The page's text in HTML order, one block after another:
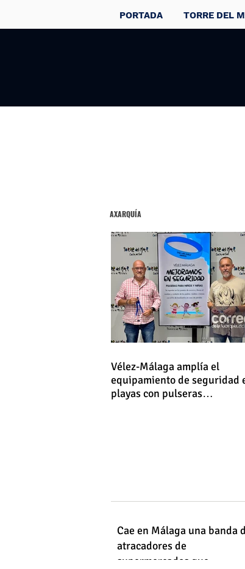
PORTADA TORRE DEL
AXARQUÍA
Vélez-Málaga amplía el
equipamiento de seguridad
playas con pulseras
Cae en Málaga una banda
atracadores de
supermercados que